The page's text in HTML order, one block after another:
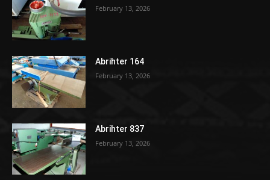
February 13, 2026
Abrihter 164
February 13, 2026
Abrihter 837
February 13, 2026